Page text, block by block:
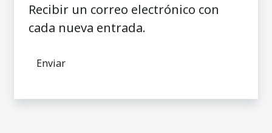
Recibir un correo electrónico con
cada nueva entrada.